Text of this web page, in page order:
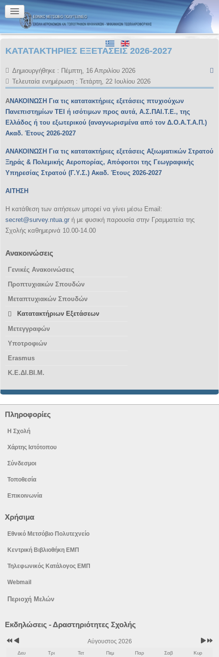
ΚΑΤΑΤΑΚΤΗΡΙΕΣ ΕΞΕΤΑΣΕΙΣ 2026-2027
Δημιουργήθηκε : Πέμπτη, 16 Απριλίου 2026
Τελευταία ενημέρωση : Τετάρτη, 22 Ιουλίου 2026
ΑΝΑΚΟΙΝΩΣΗ Για τις κατατακτήριες εξετάσεις πτυχιούχων
Πανεπιστημίων ΤΕΙ ή ισότιμων προς αυτά, Α.Σ.ΠΑΙ.Τ.Ε., της
Ελλάδος ή του εξωτερικού (αναγνωρισμένα από τον Δ.Ο.Α.Τ.Α.Π.)
Ακαδ. Έτους 2026-2027
ΑΝΑΚΟΙΝΩΣΗ Για τις κατατακτήριες εξετάσεις Αξιωματικών Στρατού
Ξηράς & Πολεμικής Αεροπορίας, Απόφοιτοι της Γεωγραφικής
Υπηρεσίας Στρατού (Γ.Υ.Σ.) Ακαδ. Έτους 2026-2027
ΑΙΤΗΣΗ
Η κατάθεση των αιτήσεων μπορεί να γίνει μέσω Email:
secret@survey.ntua.gr ή με φυσική παρουσία στην Γραμματεία της
Σχολής καθημερινά 10.00-14.00
Ανακοινώσεις
Γενικές Ανακοινώσεις
Προπτυχιακών Σπουδών
Μεταπτυχιακών Σπουδών
Κατατακτήριων Εξετάσεων
Μετεγγραφών
Υποτροφιών
Erasmus
Κ.Ε.ΔΙ.ΒΙ.Μ.
Πληροφορίες
Η Σχολή
Χάρτης Ιστότοπου
Σύνδεσμοι
Τοποθεσία
Επικοινωνία
Χρήσιμα
Εθνικό Μετσόβιο Πολυτεχνείο
Κεντρική Βιβλιοθήκη ΕΜΠ
Τηλεφωνικός Κατάλογος ΕΜΠ
Webmail
Περιοχή Μελών
Εκδηλώσεις - Δραστηριότητες Σχολής
Προηγούμενος
μήνας
Αύγουστος 2026
Δευ Τρι Τετ Πεμ Παρ Σαβ Κυρ